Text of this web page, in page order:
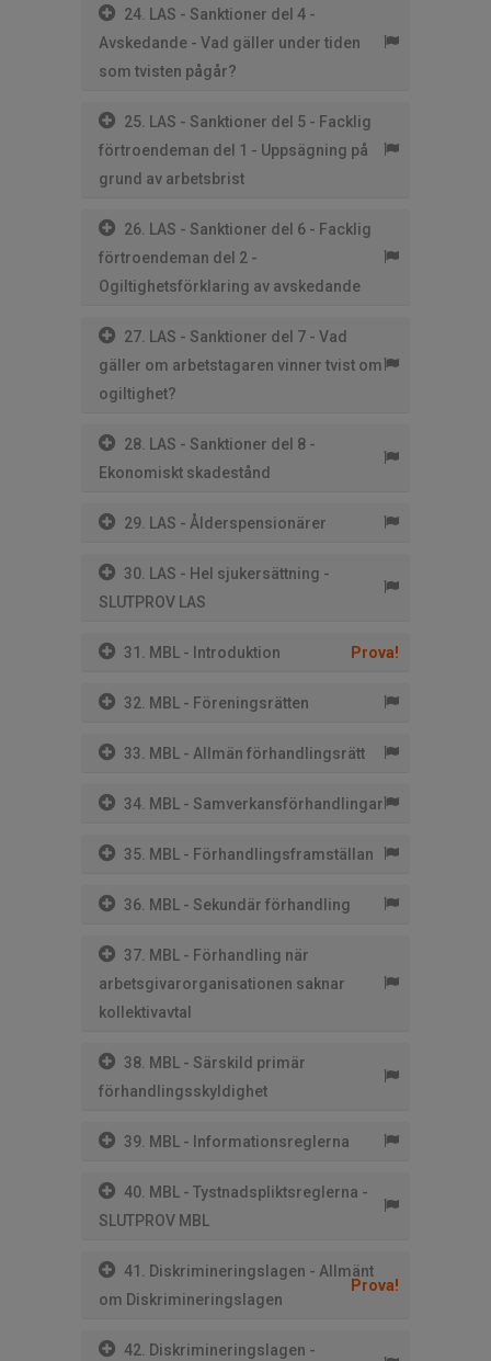
24. LAS - Sanktioner del 4 -
Avskedande - Vad gäller under tiden
som tvisten pågår?
25. LAS - Sanktioner del 5 - Facklig
förtroendeman del 1 - Uppsägning på
grund av arbetsbrist
26. LAS - Sanktioner del 6 - Facklig
förtroendeman del 2 -
Ogiltighetsförklaring av avskedande
27. LAS - Sanktioner del 7 - Vad
gäller om arbetstagaren vinner tvist om
ogiltighet?
28. LAS - Sanktioner del 8 -
Ekonomiskt skadestånd
29. LAS - Ålderspensionärer
30. LAS - Hel sjukersättning -
SLUTPROV LAS
31. MBL - Introduktion Prova!
32. MBL - Föreningsrätten
33. MBL - Allmän förhandlingsrätt
34. MBL - Samverkansförhandlingar
35. MBL - Förhandlingsframställan
36. MBL - Sekundär förhandling
37. MBL - Förhandling när
arbetsgivarorganisationen saknar
kollektivavtal
38. MBL - Särskild primär
förhandlingsskyldighet
39. MBL - Informationsreglerna
40. MBL - Tystnadspliktsreglerna -
SLUTPROV MBL
41. Diskrimineringslagen - Allmänt
om Diskrimineringslagen
Prova!
42. Diskrimineringslagen -